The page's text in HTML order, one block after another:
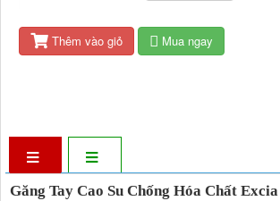
Thêm vào giỏ Mua ngay
Găng Tay Cao Su Chống Hóa Chất